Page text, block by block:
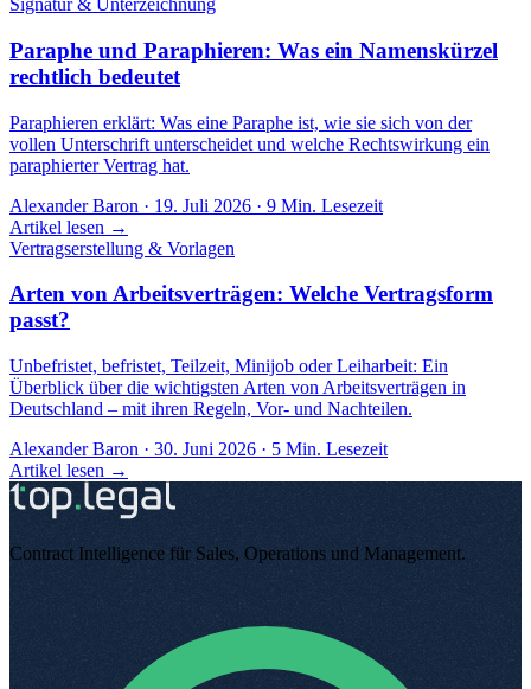
Signatur & Unterzeichnung
Paraphe und Paraphieren: Was ein Namenskürzel
rechtlich bedeutet
Paraphieren erklärt: Was eine Paraphe ist, wie sie sich von der
vollen Unterschrift unterscheidet und welche Rechtswirkung ein
paraphierter Vertrag hat.
Alexander Baron · 19. Juli 2026 · 9 Min. Lesezeit
Artikel lesen →
Vertragserstellung & Vorlagen
Arten von Arbeitsverträgen: Welche Vertragsform
passt?
Unbefristet, befristet, Teilzeit, Minijob oder Leiharbeit: Ein
Überblick über die wichtigsten Arten von Arbeitsverträgen in
Deutschland – mit ihren Regeln, Vor- und Nachteilen.
Alexander Baron · 30. Juni 2026 · 5 Min. Lesezeit
Artikel lesen →
Contract Intelligence für Sales, Operations und Management.